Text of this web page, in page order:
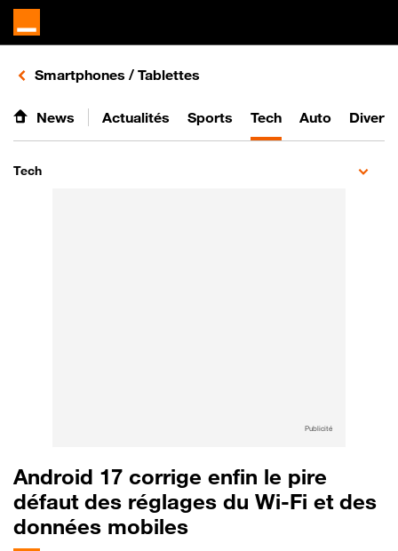
Retours vers le listing d'articles de la catégorie
Smartphones / Tablettes
News Actualités Sports Tech Auto
Tech
Publicité
Android 17 corrige enfin le pire
défaut des réglages du Wi-Fi et des
données mobiles